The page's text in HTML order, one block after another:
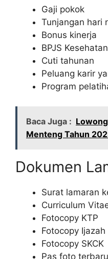
Gaji pokok
Tunjangan hari
Bonus kinerja
BPJS
Cuti tahunan
Peluang karir
Program
Baca Juga :
Menteng Tahun
Dokumen
Surat lamaran
Curriculum
Fotocopy KTP
Fotocopy Ijazah
Fotocopy SKCK
Pas foto terbaru